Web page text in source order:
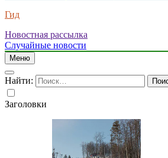
Гид
Новостная рассылка
Случайные новости
Меню
Найти:
Заголовки